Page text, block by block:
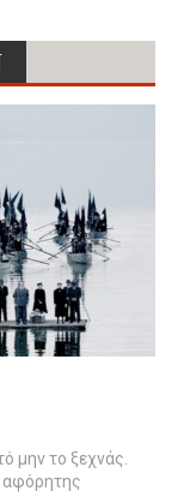
μην το ξεχνάς.
αφόρητης